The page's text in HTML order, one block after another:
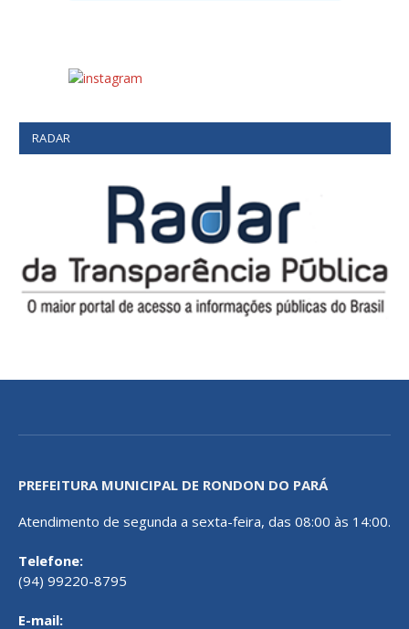
RADAR
PREFEITURA MUNICIPAL DE RONDON DO PARÁ
Atendimento de segunda a sexta-feira, das 08:00 às 14:00.
Telefone:
(94) 99220-8795
E-mail: